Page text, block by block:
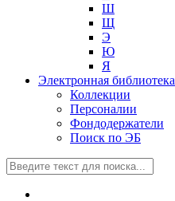
Ш
Щ
Э
Ю
Я
Электронная библиотека
Коллекции
Персоналии
Фондодержатели
Поиск по ЭБ